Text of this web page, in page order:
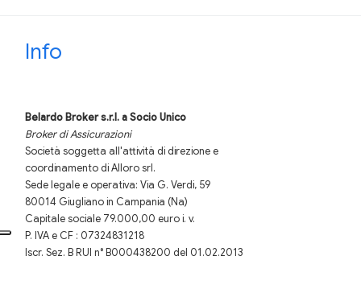
Info
Belardo Broker s.r.l.a Socio Unico
Broker di Assicurazioni
Società soggetta all'attività di direzione e
coordinamento di Alloro srl.
Sede legale e operativa: Via G. Verdi, 59
80014 Giugliano in Campania (Na)
Capitale sociale 79.000,00 euro i. v.
P. IVA e CF : 07324831218
Iscr. Sez. B RUI n° B000438200 del 01.02.2013